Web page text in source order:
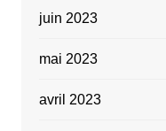
juin 2023
mai 2023
avril 2023